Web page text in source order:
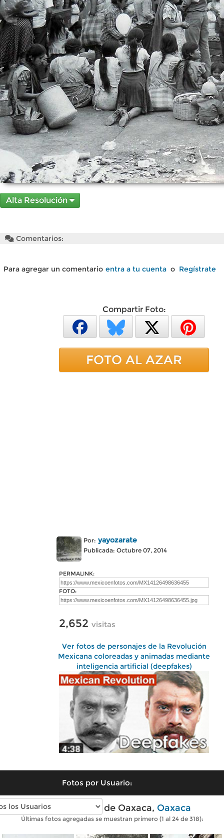
Alta Resolución
Comentarios:
Para agregar un comentario entra a tu cuenta o Regístrate
Compartir Foto:
FOTO AL AZAR
Por: yayozarate
Publicada: Octubre 07, 2014
PERMALINK:
FOTO:
2,652 visitas
Ver fotos de personajes de la Revolución
Mexicana coloreadas y animadas mediante
inteligencia artificial (deepfakes)
Fotos por Usuario:
Fotos antiguas de Oaxaca, Oaxaca
Últimas fotos agregadas se muestran primero (1 al 24 de 318):